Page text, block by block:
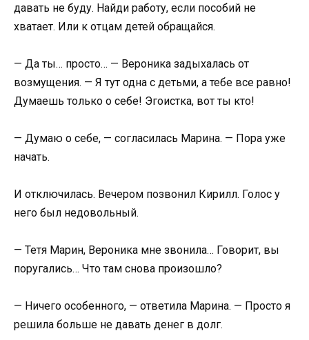
давать не буду. Найди работу, если пособий не
хватает. Или к отцам детей обращайся.
— Да ты… просто… — Вероника задыхалась от
возмущения. — Я тут одна с детьми, а тебе все равно!
Думаешь только о себе! Эгоистка, вот ты кто!
— Думаю о себе, — согласилась Марина. — Пора уже
начать.
И отключилась. Вечером позвонил Кирилл. Голос у
него был недовольный.
— Тетя Марин, Вероника мне звонила… Говорит, вы
поругались… Что там снова произошло?
— Ничего особенного, — ответила Марина. — Просто я
решила больше не давать денег в долг.